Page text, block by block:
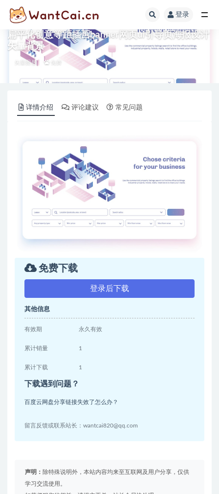
登录
扁平化创意等距插画banner网页ui引导页海报设计
矢量背景
矢量图形 免费
详情介绍 评论建议 常见问题
免费下载
登录后下载
其他信息
有效期 永久有效
累计销量 1
累计下载 1
下载遇到问题？
百度云网盘分享链接失效了怎么办？
留言反馈或联系站长：wantcai820@qq.com
声明： 除特殊说明外，本站内容均来至互联网及用户分享，仅供
学习交流使用。